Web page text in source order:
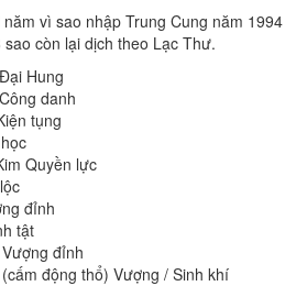
vì sao nhập Trung Cung năm 1994
sao còn lại dịch theo Lạc Thư.
Đại Hung
Công danh
tụng
Quyền lực
đỉnh
tật
Vượng đỉnh
động thổ) Vượng / Sinh khí